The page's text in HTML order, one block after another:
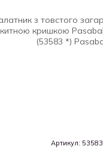
Артикул: 53583